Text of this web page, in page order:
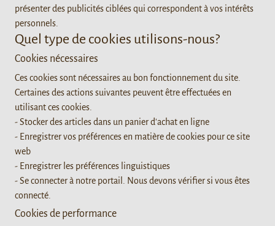
présenter des publicités ciblées qui correspondent à vos intérêts
personnels.
Quel type de cookies utilisons-nous?
Cookies nécessaires
Ces cookies sont nécessaires au bon fonctionnement du site.
Certaines des actions suivantes peuvent être effectuées en
utilisant ces cookies.
- Stocker des articles dans un panier d'achat en ligne
- Enregistrer vos préférences en matière de cookies pour ce site
web
- Enregistrer les préférences linguistiques
- Se connecter à notre portail. Nous devons vérifier si vous êtes
connecté.
Cookies de performance